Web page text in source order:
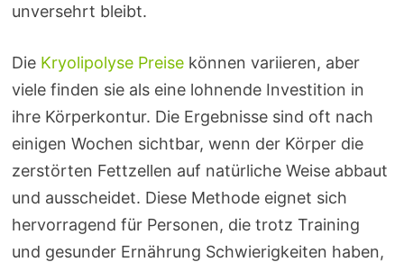
unversehrt bleibt.
Die Kryolipolyse Preisekönnen variieren, aber
viele finden sie als eine lohnende Investition in
ihre Körperkontur. Die Ergebnisse sind oft nach
einigen Wochen sichtbar, wenn der Körper die
zerstörten Fettzellen auf natürliche Weise abbaut
und ausscheidet. Diese Methode eignet sich
hervorragend für Personen, die trotz Training
und gesunder Ernährung Schwierigkeiten haben,